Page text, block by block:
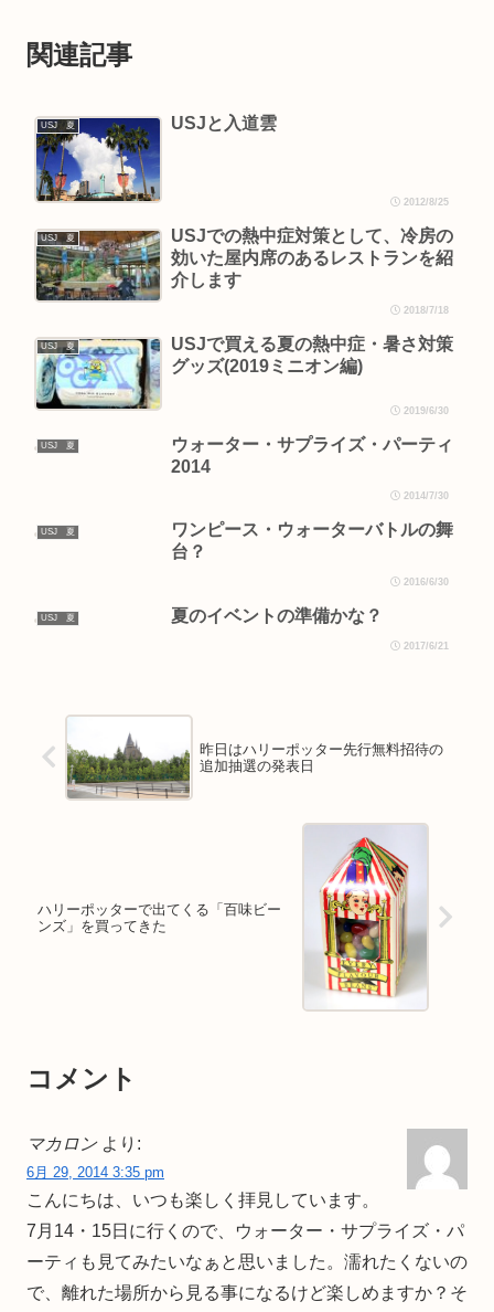
関連記事
USJ 夏 USJと入道雲
2012/8/25
USJ 夏
USJでの熱中症対策として、冷房の
効いた屋内席のあるレストランを紹
介します
2018/7/18
USJ 夏
USJで買える夏の熱中症・暑さ対策
グッズ(2019ミニオン編)
2019/6/30
USJ 夏
ウォーター・サプライズ・パーティ
2014
2014/7/30
USJ 夏
ワンピース・ウォーターバトルの舞
台？
2016/6/30
USJ 夏 夏のイベントの準備かな？
2017/6/21
昨日はハリーポッター先行無料招待の
追加抽選の発表日
ハリーポッターで出てくる「百味ビー
ンズ」を買ってきた
コメント
マカロン より:
6月 29, 2014 3:35 pm
こんにちは、いつも楽しく拝見しています。
7月14・15日に行くので、ウォーター・サプライズ・パ
ーティも見てみたいなぁと思いました。濡れたくないの
で、離れた場所から見る事になるけど楽しめますか？そ